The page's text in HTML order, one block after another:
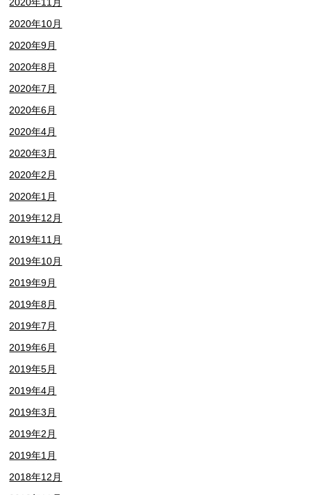
2020年10月
2020年9月
2020年8月
2020年7月
2020年6月
2020年4月
2020年3月
2020年2月
2020年1月
2019年12月
2019年11月
2019年10月
2019年9月
2019年8月
2019年7月
2019年6月
2019年5月
2019年4月
2019年3月
2019年2月
2019年1月
2018年12月